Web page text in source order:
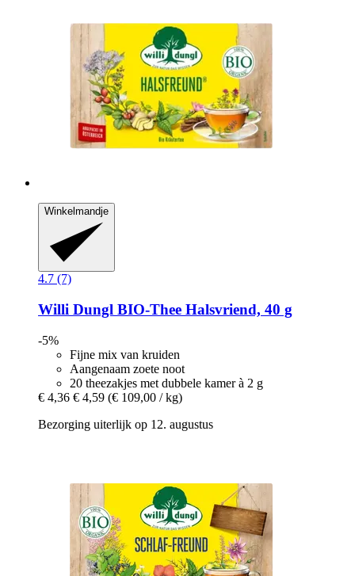
Winkelmandje
4.7 (7)
Willi Dungl BIO-​Thee Halsvriend, 40 g
-5%
Fijne mix van kruiden
Aangenaam zoete noot
20 theezakjes met dubbele kamer à 2 g
€ 4,36 € 4,59 (€ 109,00 / kg)
Bezorging uiterlijk op 12. augustus